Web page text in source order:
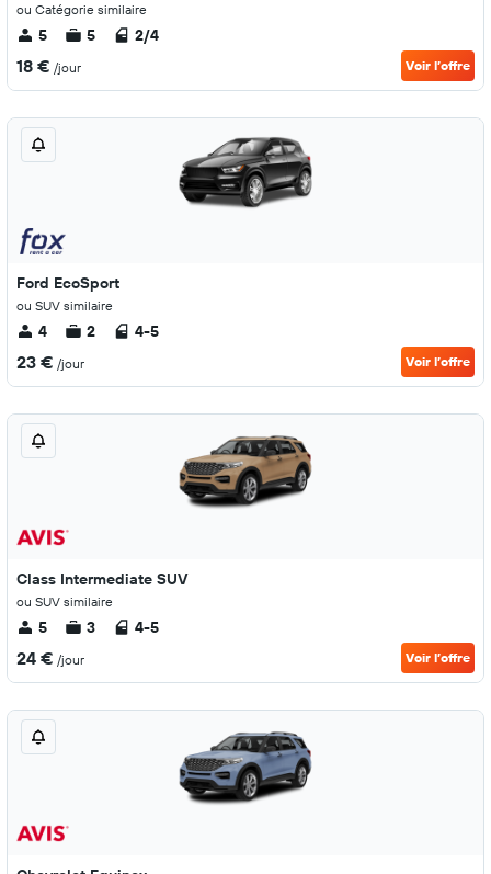
ou Catégorie similaire
5 5 2/4
18 € /jour Voir l’offre
Ford EcoSport
ou SUV similaire
4 2 4-5
23 € /jour Voir l’offre
Class Intermediate SUV
ou SUV similaire
5 3 4-5
24 € /jour Voir l’offre